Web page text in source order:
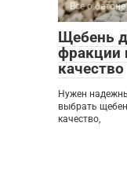
Все о бетоне
Щебень
фракции
качество
Нужен
выбрать
качество,